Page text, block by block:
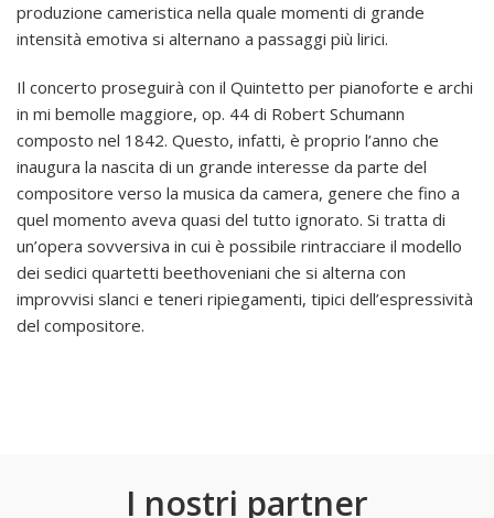
produzione cameristica nella quale momenti di grande
intensità emotiva si alternano a passaggi più lirici.
Il concerto proseguirà con il Quintetto per pianoforte e archi
in mi bemolle maggiore, op. 44 di Robert Schumann
composto nel 1842. Questo, infatti, è proprio l’anno che
inaugura la nascita di un grande interesse da parte del
compositore verso la musica da camera, genere che fino a
quel momento aveva quasi del tutto ignorato. Si tratta di
un’opera sovversiva in cui è possibile rintracciare il modello
dei sedici quartetti beethoveniani che si alterna con
improvvisi slanci e teneri ripiegamenti, tipici dell’espressività
del compositore.
I nostri partner